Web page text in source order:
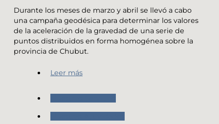
Durante los meses de marzo y abril se llevó a cabo
una campaña geodésica para determinar los valores
de la aceleración de la gravedad de una serie de
puntos distribuidos en forma homogénea sobre la
provincia de Chubut.
Leer más